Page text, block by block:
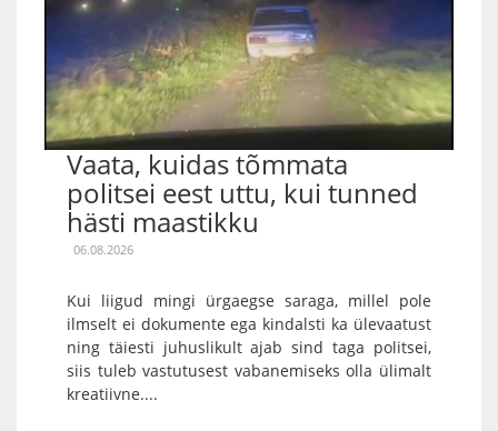
Vaata, kuidas tõmmata
politsei eest uttu, kui tunned
hästi maastikku
06.08.2026
Kui liigud mingi ürgaegse saraga, millel pole
ilmselt ei dokumente ega kindalsti ka ülevaatust
ning täiesti juhuslikult ajab sind taga politsei,
siis tuleb vastutusest vabanemiseks olla ülimalt
kreatiivne....